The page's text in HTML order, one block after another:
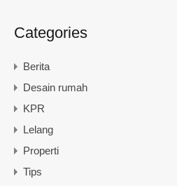
Categories
Berita
Desain rumah
KPR
Lelang
Properti
Tips